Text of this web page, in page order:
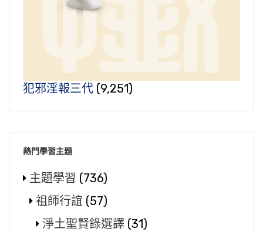
犯邪淫報三代 (9,251)
熱門學習主題
主題學習 (736)
祖師行誼 (57)
淨土聖賢錄選譯 (31)